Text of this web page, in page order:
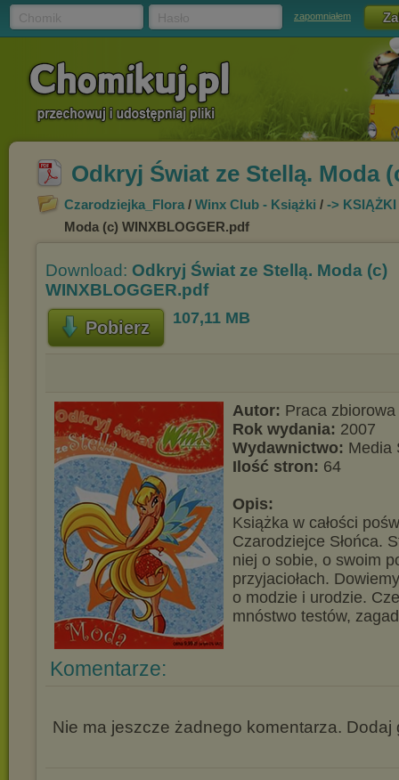
zapomniałem
Odkryj Świat ze Stellą. Moda
Czarodziejka_Flora / Winx Club - Książki / ->
Moda (c) WINXBLOGGER.pdf
Download: Odkryj Świat ze Stellą. Moda (c)
WINXBLOGGER.pdf
Pobierz 107,11 MB
Autor: Praca zbiorowa
Rok wydania: 2007
Wydawnictwo: Media
Ilość stron: 64
Opis:
Książka w całości
Czarodziejce Słońca.
niej o sobie, o swoim
przyjaciołach.
o modzie i urodzie.
mnóstwo testów,
Komentarze:
Nie ma jeszcze żadnego komentarza. Dodaj